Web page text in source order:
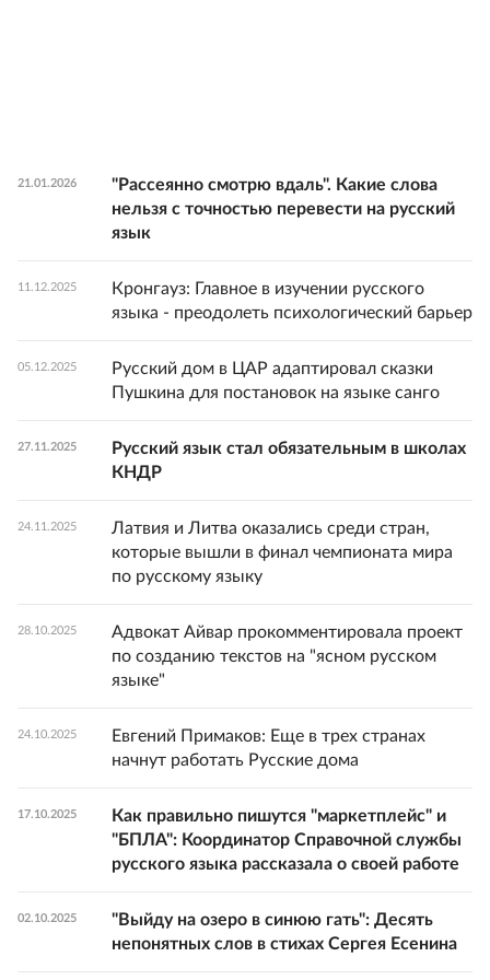
21.01.2026
"Рассеянно смотрю вдаль". Какие слова
нельзя с точностью перевести на русский
язык
11.12.2025
Кронгауз: Главное в изучении русского
языка - преодолеть психологический барьер
05.12.2025
Русский дом в ЦАР адаптировал сказки
Пушкина для постановок на языке санго
27.11.2025
Русский язык стал обязательным в школах
КНДР
24.11.2025
Латвия и Литва оказались среди стран,
которые вышли в финал чемпионата мира
по русскому языку
28.10.2025
Адвокат Айвар прокомментировала проект
по созданию текстов на "ясном русском
языке"
24.10.2025
Евгений Примаков: Еще в трех странах
начнут работать Русские дома
17.10.2025
Как правильно пишутся "маркетплейс" и
"БПЛА": Координатор Справочной службы
русского языка рассказала о своей работе
02.10.2025
"Выйду на озеро в синюю гать": Десять
непонятных слов в стихах Сергея Есенина